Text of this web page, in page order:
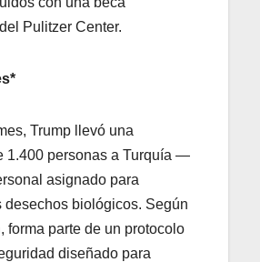
Pulitzer Center.
Trump llevó una
1.400 personas a Turquía —
asignado para
desechos biológicos. Según
forma parte de un protocolo
diseñado para